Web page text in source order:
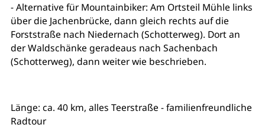
- Alternative für Mountainbiker: Am Ortsteil Mühle links
über die Jachenbrücke, dann gleich rechts auf die
Forststraße nach Niedernach (Schotterweg). Dort an
der Waldschänke geradeaus nach Sachenbach
(Schotterweg), dann weiter wie beschrieben.
Länge: ca. 40 km, alles Teerstraße - familienfreundliche
Radtour